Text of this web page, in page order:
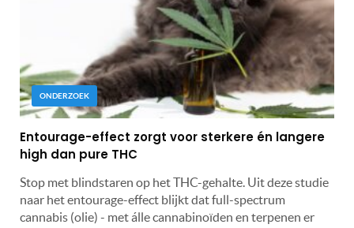
ONDERZOEK
Entourage-effect zorgt voor sterkere én langere
high dan pure THC
Stop met blindstaren op het THC-gehalte. Uit deze studie
naar het entourage-effect blijkt dat full-spectrum
cannabis (olie) - met álle cannabinoïden en terpenen er